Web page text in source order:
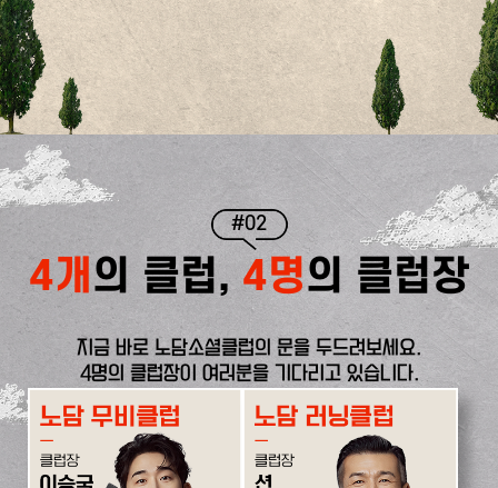
#02
4개 의 클럽, 4명의 클럽장
지금 바로 노담소셜클럽의 문을 두드려보세요.
4명의 클럽장이 여러분을 기다리고 있습니다.